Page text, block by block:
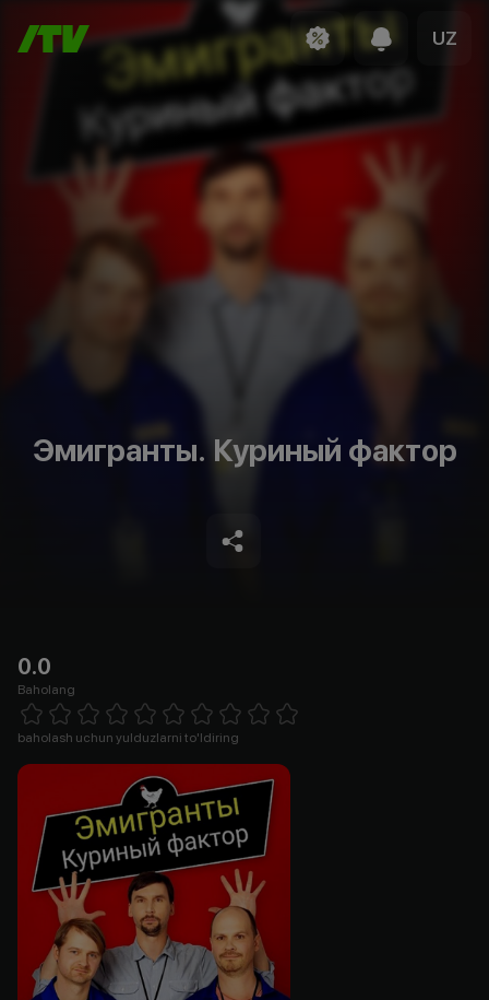
UZ
Эмигранты. Куриный фактор
0.0
Baholang
1 Star 2 Stars 3 Stars 4 Stars5 Stars 6 Stars7 Stars8 Stars
baholash uchun yulduzlarni to'ldiring